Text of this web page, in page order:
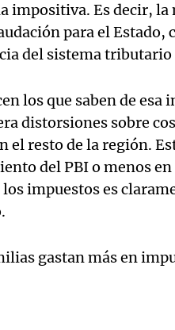
impositiva. Es decir,
para el Estado,
del sistema
los que saben de
distorsiones sobre
el resto de la región.
del PBI o menos
impuestos es
gastan más en